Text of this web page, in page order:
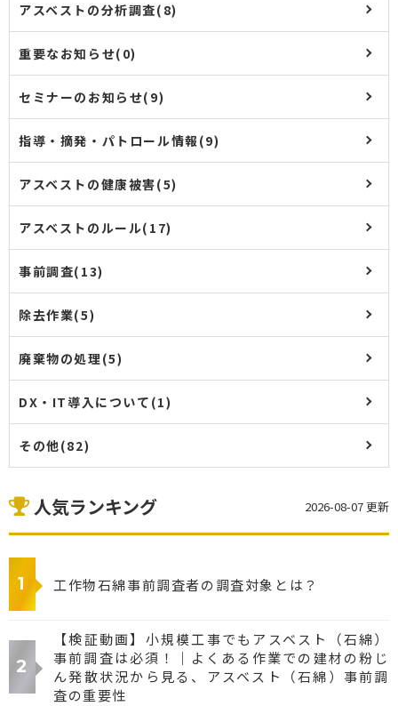
アスベストの分析調査(8)
重要なお知らせ(0)
セミナーのお知らせ(9)
指導・摘発・パトロール情報(9)
アスベストの健康被害(5)
アスベストのルール(17)
事前調査(13)
除去作業(5)
廃棄物の処理(5)
DX・IT導入について(1)
その他(82)
人気ランキング 2026-08-07 更新
工作物石綿事前調査者の調査対象とは？
【検証動画】小規模工事でもアスベスト（石綿）
事前調査は必須！｜よくある作業での建材の粉じ
ん発散状況から見る、アスベスト（石綿）事前調
査の重要性